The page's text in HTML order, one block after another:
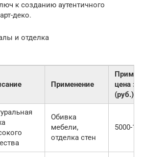
к созданию аутентичного
деко.
и отделка
Применение
цена за
(руб.)
Обивка
мебели,
отделка стен
5000-